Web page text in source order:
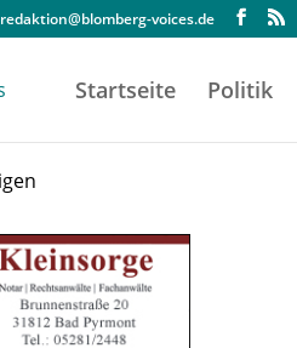
redaktion@blomberg-voices.de
Startseite Politik